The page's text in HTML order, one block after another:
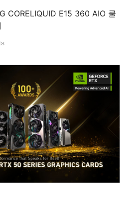
CORELIQUID E15 360 AIO 쿨